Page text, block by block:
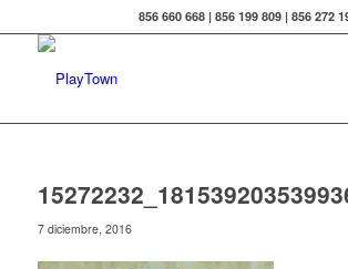
856 660 668 | 856 199 809 | 856 272
7 diciembre, 2016